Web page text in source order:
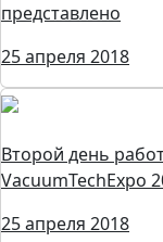
представлено
25 апреля 2018
Второй день
VacuumTechExpo
25 апреля 2018